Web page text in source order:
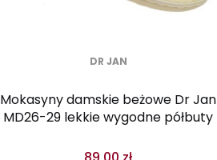
DR JAN
Mokasyny damskie beżowe Dr Jan
MD26-29 lekkie wygodne półbuty